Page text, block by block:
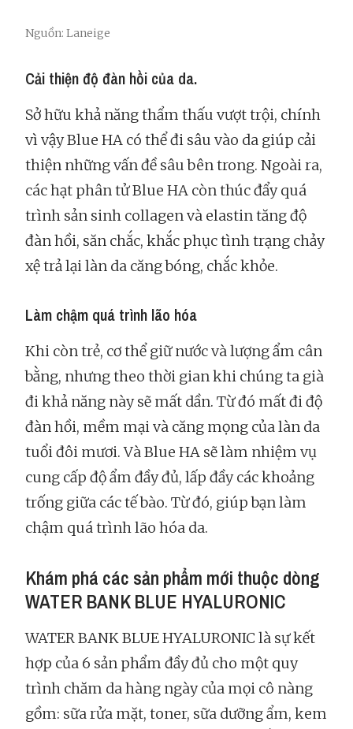
Nguồn: Laneige
Cải thiện độ đàn hồi của da.
Sở hữu khả năng thẩm thấu vượt trội, chính
vì vậy Blue HA có thể đi sâu vào da giúp cải
thiện những vấn đề sâu bên trong. Ngoài ra,
các hạt phân tử Blue HA còn thúc đẩy quá
trình sản sinh collagen và elastin tăng độ
đàn hồi, săn chắc, khắc phục tình trạng chảy
xệ trả lại làn da căng bóng, chắc khỏe.
Làm chậm quá trình lão hóa
Khi còn trẻ, cơ thể giữ nước và lượng ẩm cân
bằng, nhưng theo thời gian khi chúng ta già
đi khả năng này sẽ mất dần. Từ đó mất đi độ
đàn hồi, mềm mại và căng mọng của làn da
tuổi đôi mươi. Và Blue HA sẽ làm nhiệm vụ
cung cấp độ ẩm đầy đủ, lấp đầy các khoảng
trống giữa các tế bào. Từ đó, giúp bạn làm
chậm quá trình lão hóa da.
Khám phá các sản phẩm mới thuộc dòng
WATER BANK BLUE HYALURONIC
WATER BANK BLUE HYALURONIC là sự kết
hợp của 6 sản phẩm đầy đủ cho một quy
trình chăm da hàng ngày của mọi cô nàng
gồm: sữa rửa mặt, toner, sữa dưỡng ẩm, kem